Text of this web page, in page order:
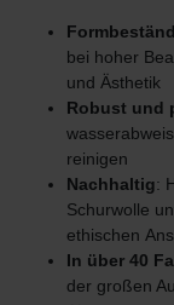
bei hoher
und Ästhetik
Robust und
reinigen
Nachhaltig:
Schurwolle
ethischen
In über 40
der großen